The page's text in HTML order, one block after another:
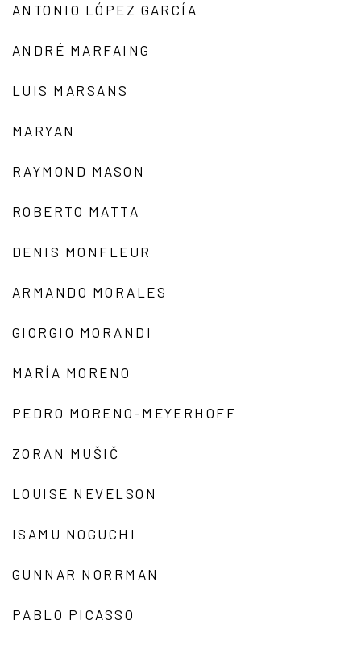
ANTONIO LÓPEZ GARCÍA
ANDRÉ MARFAING
LUIS MARSANS
MARYAN
RAYMOND MASON
ROBERTO MATTA
DENIS MONFLEUR
ARMANDO MORALES
GIORGIO MORANDI
MARÍA MORENO
PEDRO MORENO-MEYERHOFF
ZORAN MUŠIČ
LOUISE NEVELSON
ISAMU NOGUCHI
GUNNAR NORRMAN
PABLO PICASSO